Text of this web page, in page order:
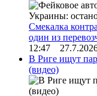
Смекалка
один из
12:47
В Риге ищут
(видео)